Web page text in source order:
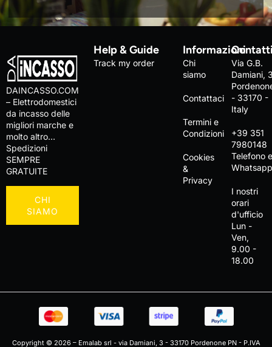
DAINCASSO.COM
– Elettrodomestici
da incasso delle
migliori marche e
molto altro…
Spedizioni
SEMPRE
GRATUITE
CHI
SIAMO
Help & Guide
Track my order
Informazioni
Chi
siamo
Contattaci
Termini e
Condizioni
Cookies
&
Privacy
Via G.B.
Damiani,
- 33170 -
Italy
+39 351
7980148
Telefono
I nostri
orari
d'ufficio
Lun -
Ven,
9.00 -
18.00
Copyright © 2026 – Emalab srl - via Damiani, 3 - 33170 Pordenone PN - P.IVA